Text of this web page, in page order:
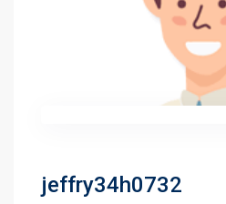
jeffry34h0732